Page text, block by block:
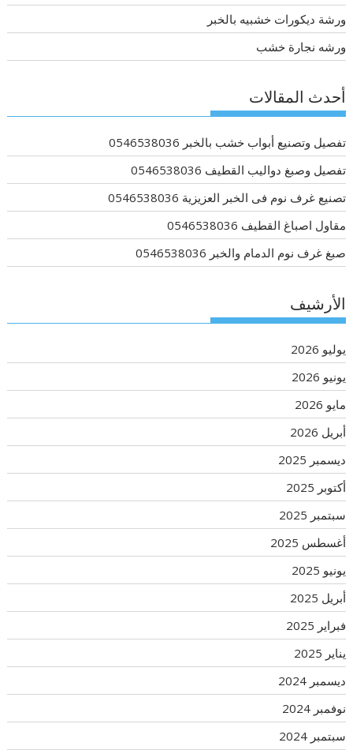
ورشة ديكورات خشبيه بالخبر
ورشه نجارة خشب
أحدث المقالات
تفصيل وتصنيع أبواب خشب بالخبر 0546538036
تفصيل وصبغ دواليب القطيف 0546538036
تصنيع غرف نوم فى الخبر العزيزية 0546538036
مقاول اصباغ القطيف 0546538036
صبغ غرف نوم الدمام والخبر 0546538036
الأرشيف
يوليو 2026
يونيو 2026
مايو 2026
أبريل 2026
ديسمبر 2025
أكتوبر 2025
سبتمبر 2025
أغسطس 2025
يونيو 2025
أبريل 2025
فبراير 2025
يناير 2025
ديسمبر 2024
نوفمبر 2024
سبتمبر 2024